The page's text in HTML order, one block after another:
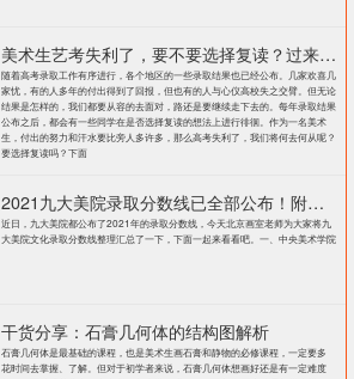
美术生艺考失利了，要不要选择复读？过来人提出这几点建议
随着高考录取工作有序进行，各个地区的一些录取结果也已经公布。几家欢喜几
家忧，有的人多年的付出得到了回报，但也有的人与心仪高校失之交臂。但无论
结果是怎样的，我们都要从容的去面对，路还是要继续走下去的。每年录取结果
公布之后，都会有一些同学在是否选择复读的想法上进行徘徊。作为一名美术
生，付出的努力和汗水要比旁人多许多，那么高考失利了，我们将何去何从呢？
要选择复读吗？下面
2021九大美院录取分数线已全部公布！附各大院校录取分数线汇总！
近日，九大美院都公布了2021年的录取分数线，今天北京画室老师为大家将九
大美院文化录取分数线整理汇总了一下，下面一起来看看吧。一、中央美术学院
干货分享：石膏几何体的结构图解析
石膏几何体是最基础的课程，也是美术生画石膏和静物的必修课程，一定要多
花时间去掌握、了解。但对于初学者来说，石膏几何体想画好还是有一定难度